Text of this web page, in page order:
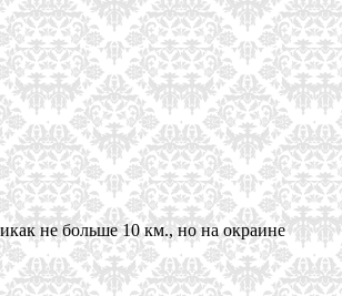
не больше 10 км., но на окраине